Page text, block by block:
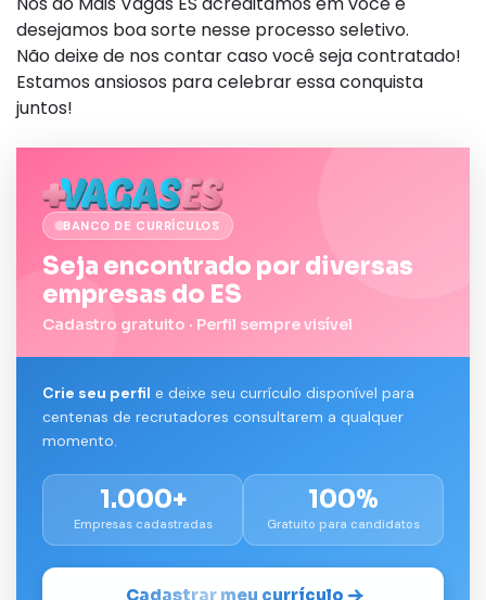
desejamos boa sorte nesse processo seletivo.
Não deixe de nos contar caso você seja contratado!
Estamos ansiosos para celebrar essa conquista
juntos!
BANCO DE CURRÍCULOS
Seja encontrado por diversas
empresas do ES
Cadastro gratuito · Perfil sempre visível
Crie seu perfil e deixe seu currículo disponível para
centenas de recrutadores consultarem a qualquer
momento.
1.000+
Empresas cadastradas
100%
Gratuito para candidatos
Cadastrar meu currículo